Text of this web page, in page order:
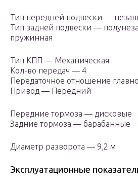
Тип передней подвески —
Тип задней подвески —
пружинная
Тип КПП — Механическая
Кол-во передач — 4
Передаточное отношение
Привод — Передний
Передние тормоза — дисковые
Задние тормоза — барабанные
Диаметр разворота — 9,2 м
Эксплуатационные